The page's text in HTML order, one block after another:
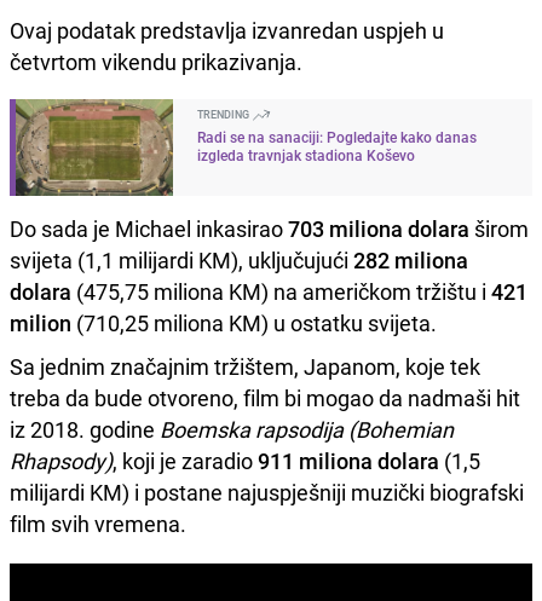
Ovaj podatak predstavlja izvanredan uspjeh u
četvrtom vikendu prikazivanja.
TRENDING
Radi se na sanaciji: Pogledajte kako danas
izgleda travnjak stadiona Koševo
Do sada je Michael inkasirao703 miliona dolara širom
svijeta (1,1 milijardi KM), uključujući 282 miliona
dolara (475,75 miliona KM) na američkom tržištu i 421
milion (710,25 miliona KM) u ostatku svijeta.
Sa jednim značajnim tržištem, Japanom, koje tek
treba da bude otvoreno, film bi mogao da nadmaši hit
iz 2018. godine Boemska rapsodija (Bohemian
Rhapsody), koji je zaradio911 miliona dolara (1,5
milijardi KM) i postane najuspješniji muzički biografski
film svih vremena.